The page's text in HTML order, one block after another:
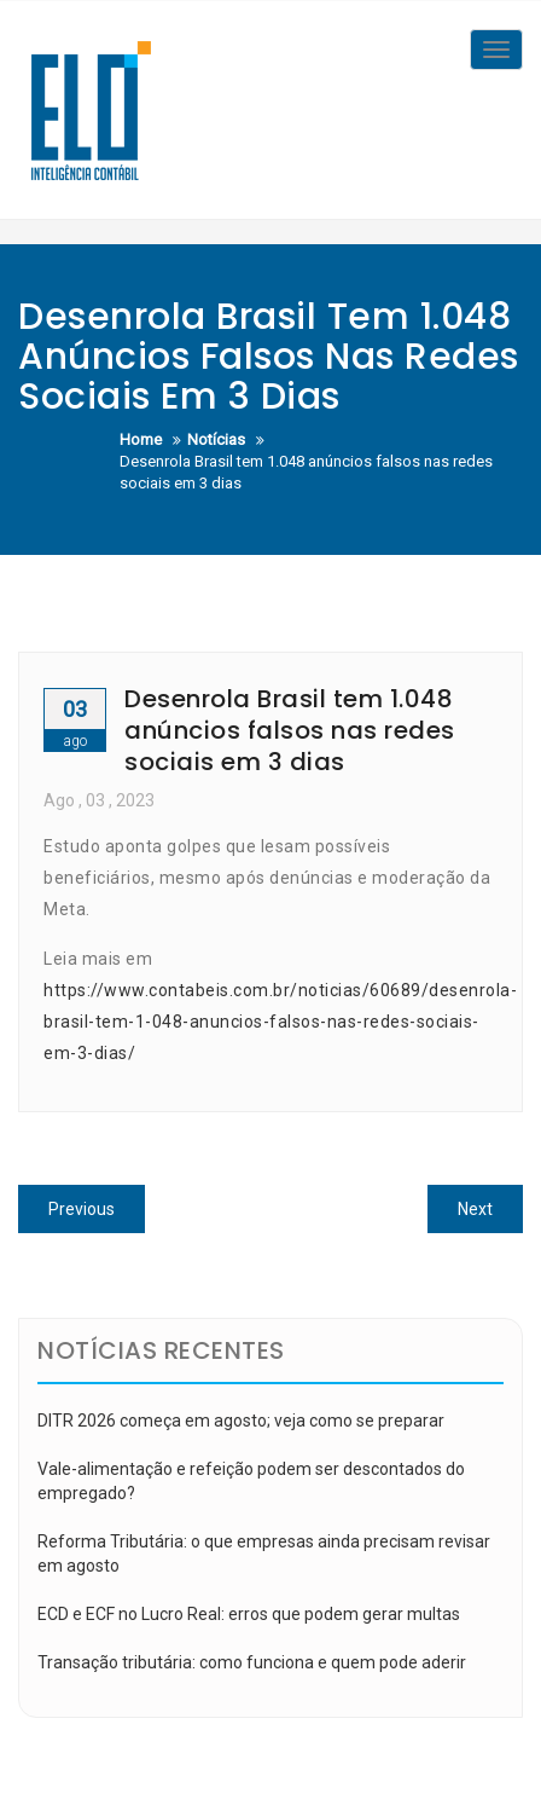
content
Desenrola Brasil Tem 1.048
Anúncios Falsos Nas Redes
Sociais Em 3 Dias
Home
Notícias
Desenrola Brasil tem 1.048 anúncios falsos nas redes
sociais em 3 dias
03
ago
Desenrola Brasil tem 1.048
anúncios falsos nas redes
sociais em 3 dias
Ago , 03 , 2023
Estudo aponta golpes que lesam possíveis
beneficiários, mesmo após denúncias e moderação da
Meta.
Leia mais em
https://www.contabeis.com.br/noticias/60689/desenrola-
brasil-tem-1-048-anuncios-falsos-nas-redes-sociais-
em-3-dias/
Navegação
de
Previous
post:
NextNext
post:
NOTÍCIAS RECENTES
DITR 2026 começa em agosto; veja como se preparar
Vale-alimentação e refeição podem ser descontados do
empregado?
Reforma Tributária: o que empresas ainda precisam revisar
em agosto
ECD e ECF no Lucro Real: erros que podem gerar multas
Transação tributária: como funciona e quem pode aderir